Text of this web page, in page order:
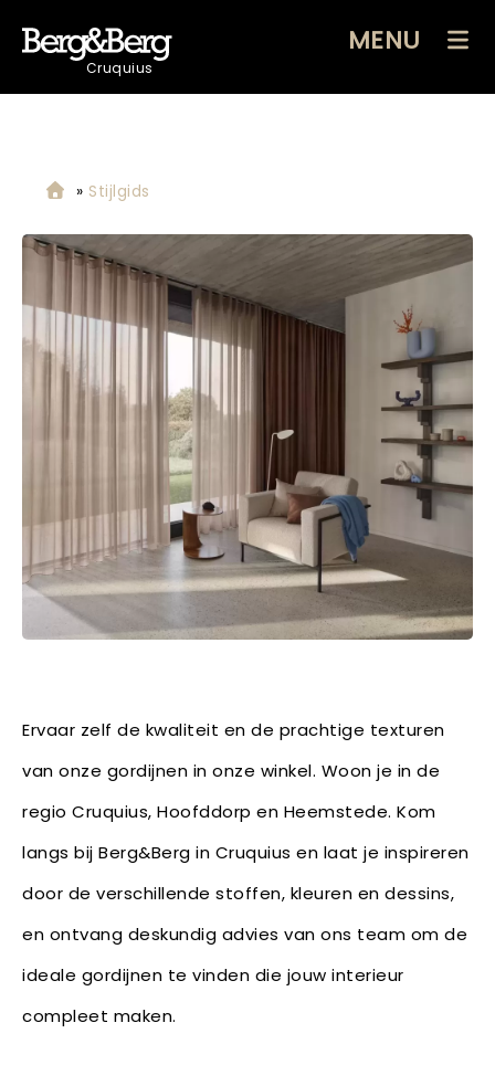
Cruquius
MENU
» Stijlgids
Ervaar zelf de kwaliteit en de prachtige texturen
van onze gordijnen in onze winkel. Woon je in de
regio Cruquius, Hoofddorp en Heemstede. Kom
langs bij Berg&Berg in Cruquius en laat je inspireren
door de verschillende stoffen, kleuren en dessins,
en ontvang deskundig advies van ons team om de
ideale gordijnen te vinden die jouw interieur
compleet maken.